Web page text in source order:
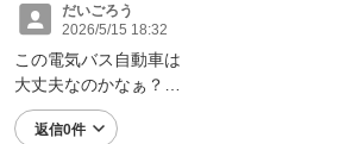
だいごろう
2026/5/15 18:32
この電気バス自動車は
大丈夫なのかなぁ？…
返信0件